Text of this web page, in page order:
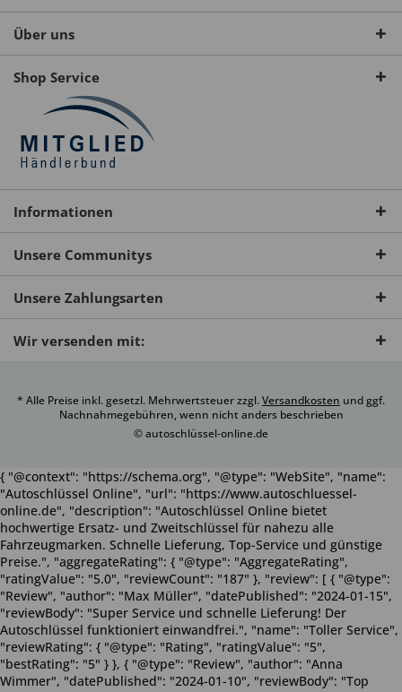
Über uns
Shop Service
Informationen
Unsere Communitys
Unsere Zahlungsarten
Wir versenden mit:
* Alle Preise inkl. gesetzl. Mehrwertsteuer zzgl.Versandkosten und ggf.
Nachnahmegebühren, wenn nicht anders beschrieben
© autoschlüssel-online.de
{ "@context": "https://schema.org", "@type": "WebSite", "name":
"Autoschlüssel Online", "url": "https://www.autoschluessel-
online.de", "description": "Autoschlüssel Online bietet
hochwertige Ersatz- und Zweitschlüssel für nahezu alle
Fahrzeugmarken. Schnelle Lieferung, Top-Service und günstige
Preise.", "aggregateRating": { "@type": "AggregateRating",
"ratingValue": "5.0", "reviewCount": "187" }, "review": [ { "@type":
"Review", "author": "Max Müller", "datePublished": "2024-01-15",
"reviewBody": "Super Service und schnelle Lieferung! Der
Autoschlüssel funktioniert einwandfrei.", "name": "Toller Service",
"reviewRating": { "@type": "Rating", "ratingValue": "5",
"bestRating": "5" } }, { "@type": "Review", "author": "Anna
Wimmer", "datePublished": "2024-01-10", "reviewBody": "Top